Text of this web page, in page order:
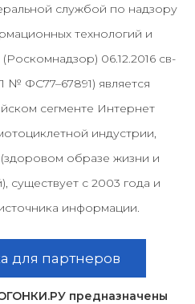
службой по надзору
технологий и
06.12.2016 св-
№ ФС77–67891) является
сегменте Интернет
индустрии,
образе жизни и
существует с 2003 года и
информации.
для партнеров
предназначены